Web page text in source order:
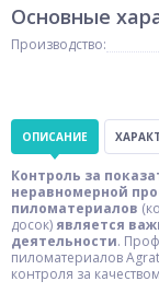
Основные
Производство:
ОПИСАНИЕ
Контроль за
неравномерной
пиломатериалов
досок) является
деятельности.
пиломатериалов
контроля за